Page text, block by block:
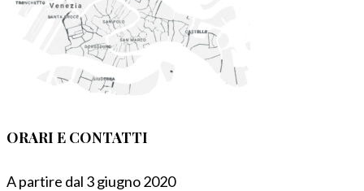
ORARI E CONTATTI
A partire dal 3 giugno 2020